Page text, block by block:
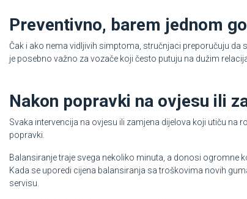
Preventivno, barem jednom
Čak i ako nema vidljivih simptoma, stručnjaci preporučuju da
je posebno važno za vozače koji često putuju na dužim
Nakon popravki na ovjesu ili
Svaka intervencija na ovjesu ili zamjena dijelova koji utiču
popravki.
Balansiranje traje svega nekoliko minuta, a donosi ogromne
Kada se uporedi cijena balansiranja sa troškovima novih
servisu.